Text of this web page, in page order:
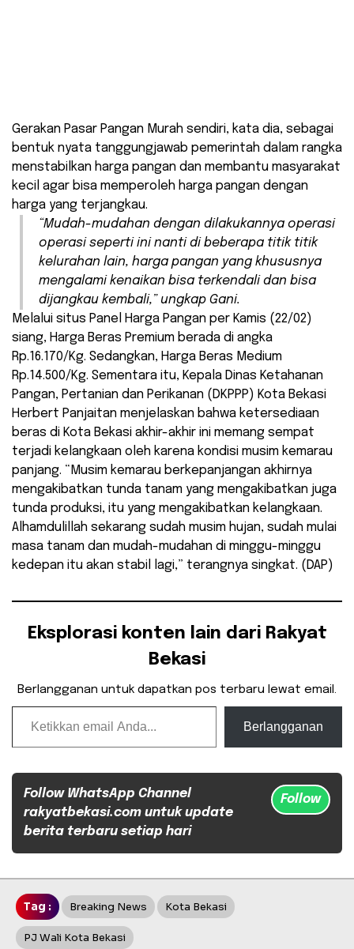
Gerakan Pasar Pangan Murah sendiri, kata dia, sebagai
bentuk nyata tanggungjawab pemerintah dalam rangka
menstabilkan harga pangan dan membantu masyarakat
kecil agar bisa memperoleh harga pangan dengan
harga yang terjangkau.
“Mudah-mudahan dengan dilakukannya operasi
operasi seperti ini nanti di beberapa titik titik
kelurahan lain, harga pangan yang khususnya
mengalami kenaikan bisa terkendali dan bisa
dijangkau kembali,” ungkap Gani.
Melalui situs Panel Harga Pangan per Kamis (22/02)
siang, Harga Beras Premium berada di angka
Rp.16.170/Kg. Sedangkan, Harga Beras Medium
Rp.14.500/Kg. Sementara itu, Kepala Dinas Ketahanan
Pangan, Pertanian dan Perikanan (DKPPP) Kota Bekasi
Herbert Panjaitan menjelaskan bahwa ketersediaan
beras di Kota Bekasi akhir-akhir ini memang sempat
terjadi kelangkaan oleh karena kondisi musim kemarau
panjang. “Musim kemarau berkepanjangan akhirnya
mengakibatkan tunda tanam yang mengakibatkan juga
tunda produksi, itu yang mengakibatkan kelangkaan.
Alhamdulillah sekarang sudah musim hujan, sudah mulai
masa tanam dan mudah-mudahan di minggu-minggu
kedepan itu akan stabil lagi,” terangnya singkat. (DAP)
Eksplorasi konten lain dari Rakyat
Bekasi
Berlangganan untuk dapatkan pos terbaru lewat email.
Ketikkan email Anda...
Berlangganan
Follow WhatsApp Channel
rakyatbekasi.com untuk update
berita terbaru setiap hari
Follow
Tag : Breaking News Kota Bekasi
PJ Wali Kota Bekasi